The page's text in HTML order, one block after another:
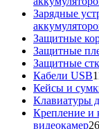
Зарядные
Защитные
Защитные
Защитные
Кабели USB
Кейсы и
Клавиатуры
Крепление и
видеокамер26